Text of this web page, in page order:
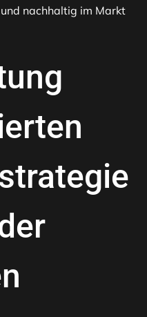
nachhaltig im Markt